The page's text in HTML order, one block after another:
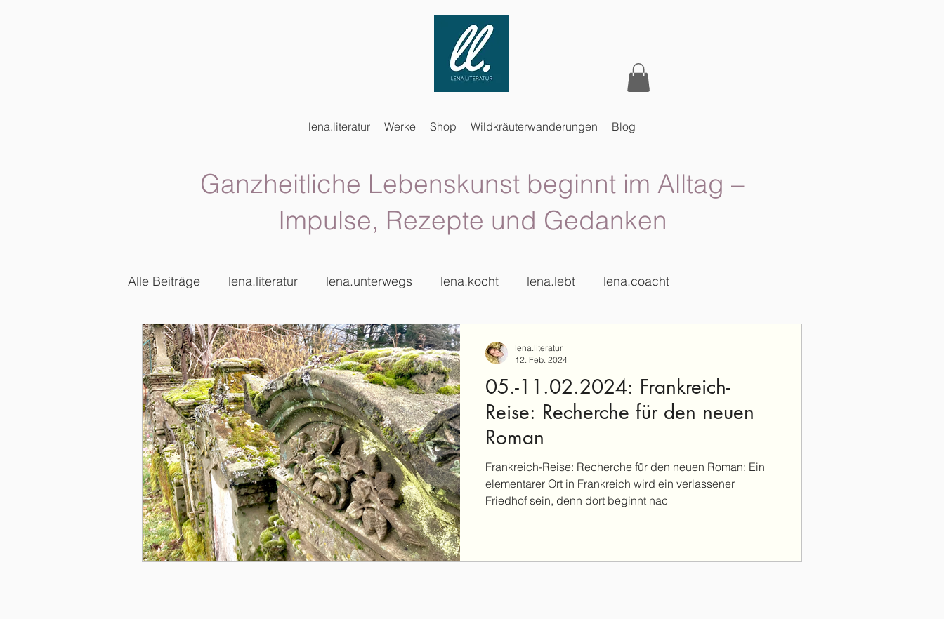
lena.literatur Werke Shop Wildkräuterwanderungen Blog
Ganzheitliche Lebenskunst beginnt im Alltag –
Impulse, Rezepte und Gedanken
Alle Beiträge lena.literatur lena.unterwegs lena.kocht lena.lebt lena.coacht
05.-11.02.2024: Frankreich-
Reise: Recherche für den neuen
Roman
Frankreich-Reise: Recherche für den neuen Roman: Ein
elementarer Ort in Frankreich wird ein verlassener
Friedhof sein, denn dort beginnt nac
lena.literatur
12. Feb. 2024